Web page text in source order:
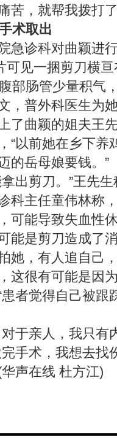
苦，就帮我拨打
术取出
诊科对曲颖进
可见一捆剪刀横
部肠管少量积气
，普外科医生为
曲颖的姐夫王
“以前她在乡下养
的岳母娘要钱。”
剪刀。”王先生
科主任童伟林称
可能导致失血性
能是剪刀造成了
，有人追自己
这很有可能是因
者觉得自己被跟
亲人，我只有
手术，我想去找
声在线 杜方江)